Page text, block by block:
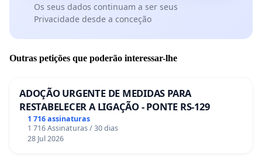
Os seus dados continuam a ser seus
Privacidade desde a conceção
Outras petições que poderão interessar-lhe
ADOÇÃO URGENTE DE MEDIDAS PARA
RESTABELECER A LIGAÇÃO - PONTE RS-129
1 716 assinaturas
1 716 Assinaturas / 30 dias
28 Jul 2026